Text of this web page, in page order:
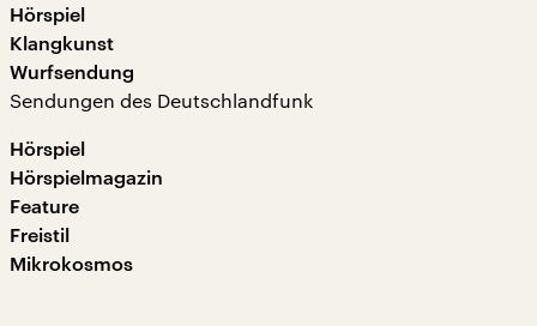
Hörspiel
Klangkunst
Wurfsendung
Sendungen des Deutschlandfunk
Hörspiel
Hörspielmagazin
Feature
Freistil
Mikrokosmos